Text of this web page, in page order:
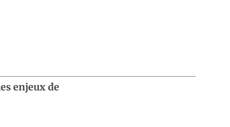
enjeux de